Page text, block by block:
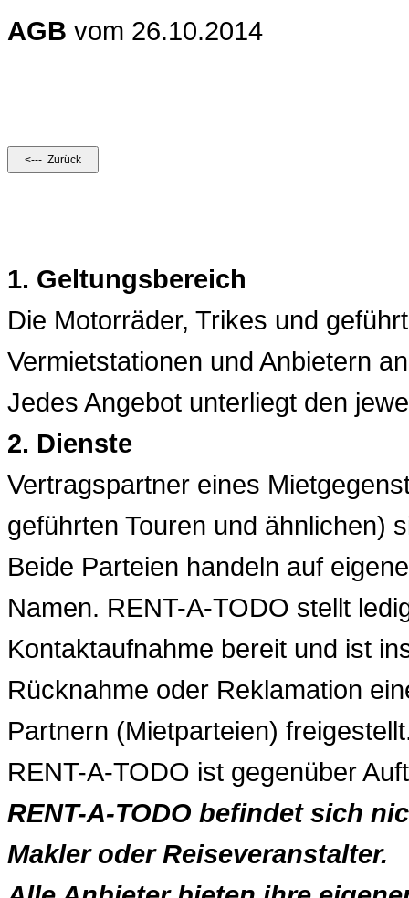
AGB vom 26.10.2014
1. Geltungsbereich
Die Motorräder, Trikes und
Vermietstationen und Anbietern
Jedes Angebot unterliegt den
2. Dienste
Vertragspartner eines
geführten Touren und ähnlichen)
Beide Parteien handeln auf
Namen. RENT-A-TODO stellt
Kontaktaufnahme bereit und ist
Rücknahme oder Reklamation
Partnern (Mietparteien)
RENT-A-TODO ist gegenüber
RENT-A-TODO befindet sich
Makler oder Reiseveranstalter.